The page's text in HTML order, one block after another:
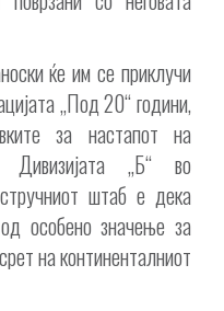
ќе им се приклучи
„Под 20“ години,
за настапот на
Дивизијата „Б“ во
штаб е дека
особено значење за
на континенталниот